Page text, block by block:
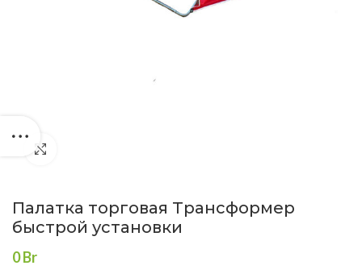
Палатка торговая Трансформер
быстрой установки
0Br